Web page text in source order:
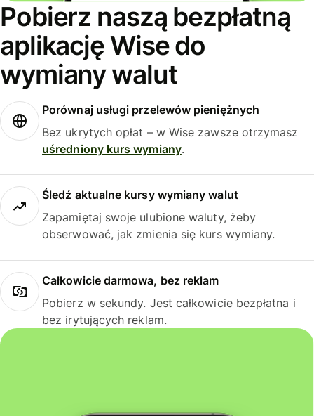
Pobierz naszą bezpłatną
aplikację Wise do
wymiany walut
Porównaj usługi przelewów pieniężnych
Bez ukrytych opłat – w Wise zawsze otrzymasz
uśredniony kurs wymiany.
Śledź aktualne kursy wymiany walut
Zapamiętaj swoje ulubione waluty, żeby
obserwować, jak zmienia się kurs wymiany.
Całkowicie darmowa, bez reklam
Pobierz w sekundy. Jest całkowicie bezpłatna i
bez irytujących reklam.